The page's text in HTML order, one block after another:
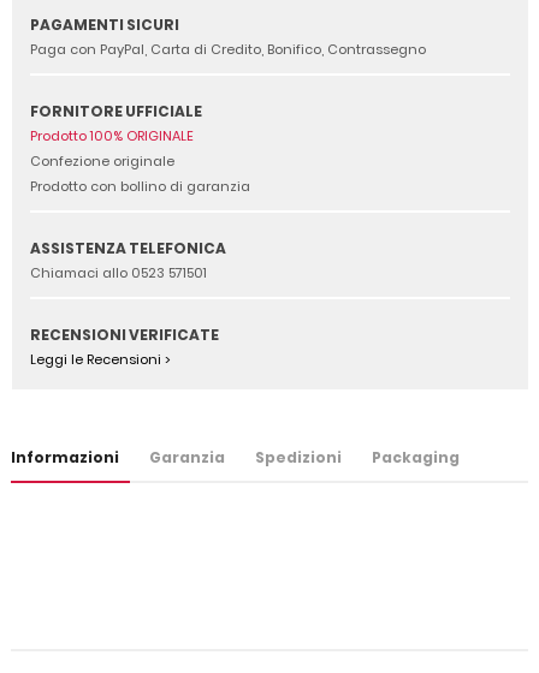
PAGAMENTI SICURI
Paga con PayPal, Carta di Credito, Bonifico, Contrassegno
FORNITORE UFFICIALE
Prodotto 100% ORIGINALE
Confezione originale
Prodotto con bollino di garanzia
ASSISTENZA TELEFONICA
Chiamaci allo 0523 571501
RECENSIONI VERIFICATE
Leggi le Recensioni >
Informazioni Garanzia Spedizioni Packaging